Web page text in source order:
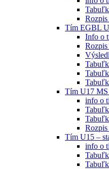
Tím EGBL
Info o
Tím U17 MS
info o
Tím U15 –
info o